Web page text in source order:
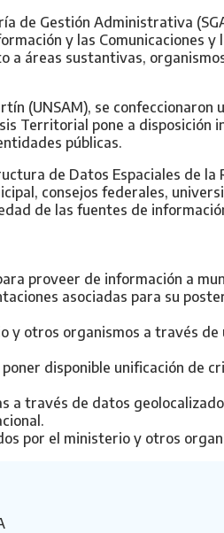
de Gestión Administrativa
y las Comunicaciones
áreas sustantivas,
(UNSAM), se
Territorial pone a
públicas.
de Datos Espaciales de la
consejos federales,
de las fuentes de
proveer de información a
asociadas para su
otros organismos a través
disponible unificación de
través de datos
por el ministerio y otros